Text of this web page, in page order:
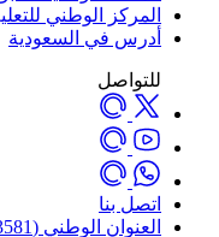
المركز الوطني
أدرس في السعودية
للتواصل
اتصل بنا
العنوان الوطني (MDAA3581)